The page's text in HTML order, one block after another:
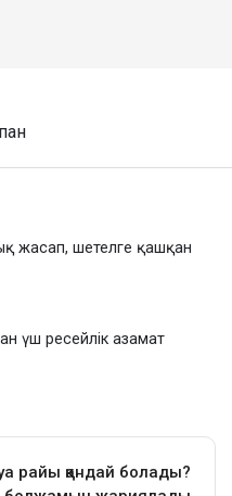
жасап, шетелге қашқан
үш ресейлік азамат